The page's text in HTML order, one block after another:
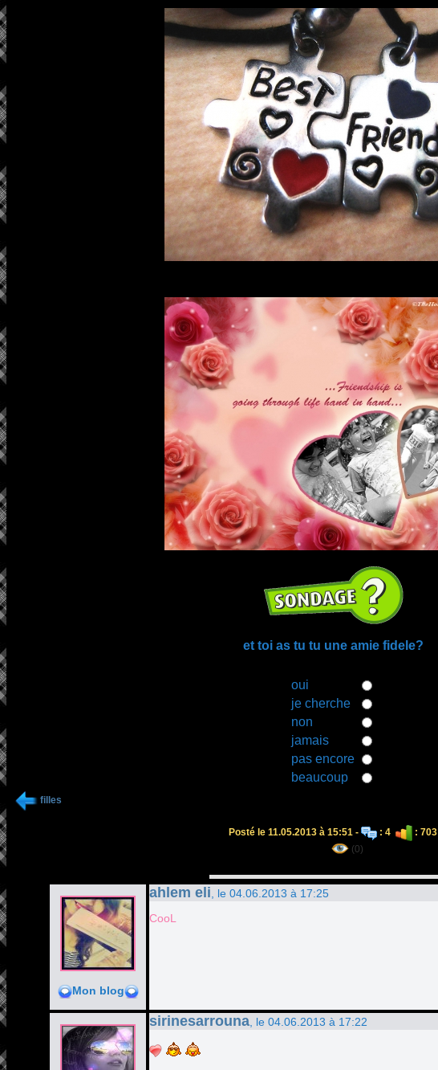
et toi as tu tu une amie fidele?
oui
je cherche
non
jamais
pas encore
beaucoup
filles
Posté le 11.05.2013 à 15:51 - : 4
: 703
(0)
Mon blog
ahlem eli , le 04.06.2013 à 17:25
CooL
sirinesarrouna , le 04.06.2013 à 17:22